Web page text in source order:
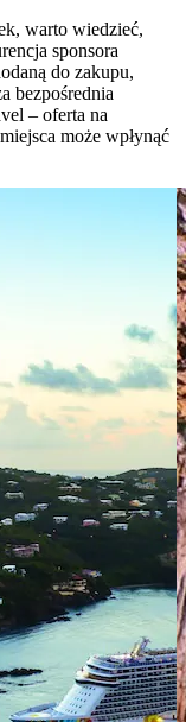
warto wiedzieć,
sponsora
do zakupu,
bezpośrednia
– oferta na
może wpłynąć